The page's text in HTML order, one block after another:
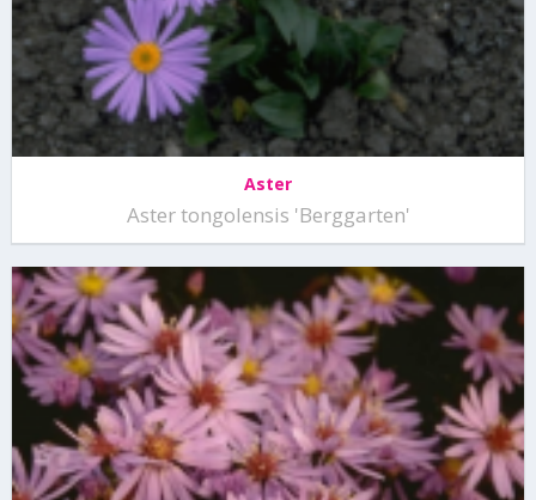
Aster
Aster tongolensis 'Berggarten'